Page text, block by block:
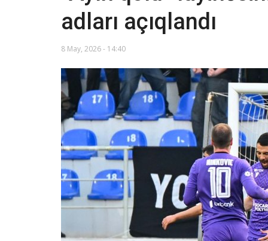
adları açıqlandı
8 May, 2026 - 14:40